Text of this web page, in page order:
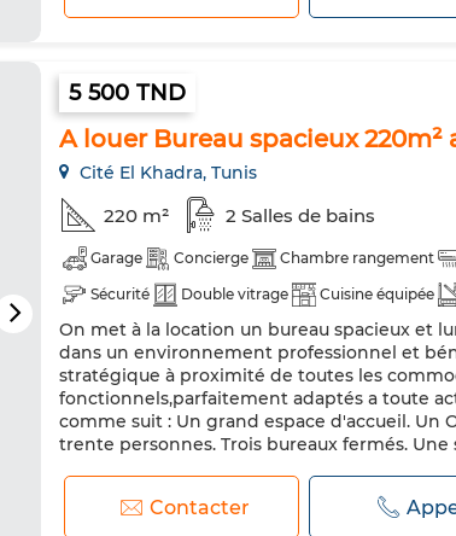
5 500 TND
A louer Bureau spacieux 220m²
Cité El Khadra, Tunis
220 m² 2 Salles de bains
Garage Concierge Chambre rangement
Sécurité
Double vitrage Cuisine équipée
On met à la location un bureau spacieux et
dans un environnement professionnel et
stratégique à proximité de toutes les
fonctionnels,parfaitement adaptés a toute
comme suit : Un grand espace d'accueil. Un
trente personnes. Trois bureaux fermés. Une
Contacter